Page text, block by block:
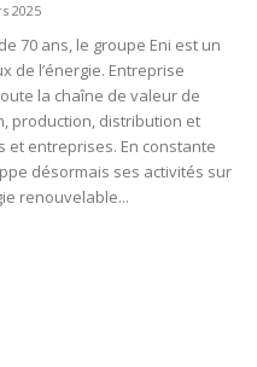
2025
70 ans, le groupe Eni est un
de l’énergie. Entreprise
la chaîne de valeur de
production, distribution et
et entreprises. En constante
désormais ses activités sur
renouvelable...